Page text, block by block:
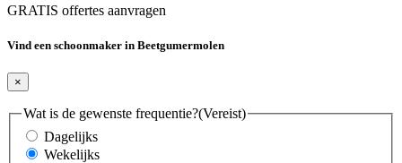
GRATIS offertes aanvragen
Vind een schoonmaker in Beetgumermolen
×
Wat is de gewenste frequentie?(Vereist)
Dagelijks
Wekelijks